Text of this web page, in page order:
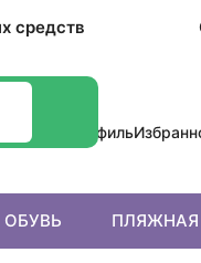
средств
Профиль
ОБУВЬ